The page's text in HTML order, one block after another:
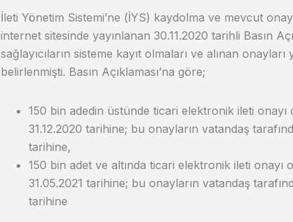
İleti Yönetim Sistemi’ne (İYS) kaydolma ve mevcut
internet sitesinde yayınlanan 30.11.2020 tarihli Basın
sağlayıcıların sisteme kayıt olmaları ve alınan
belirlenmişti. Basın Açıklaması’na göre;
150 bin adedin üstünde ticari elektronik ileti onayı
31.12.2020 tarihine; bu onayların vatandaş
tarihine,
150 bin adet ve altında ticari elektronik ileti onayı
31.05.2021 tarihine; bu onayların vatandaş
tarihine